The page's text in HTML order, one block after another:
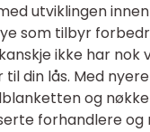
utviklingen
som tilbyr
ikke har
til din lås. Med
og
forhandlere og